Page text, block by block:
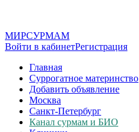
МИРСУРМАМ
Войти в кабинетРегистрация
Главная
Суррогатное материнство
Добавить объявление
Москва
Санкт-Петербург
Канал сурмам и БИО